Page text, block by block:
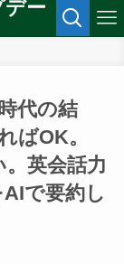
ー
代の結
ばOK。
英会話力
で要約し